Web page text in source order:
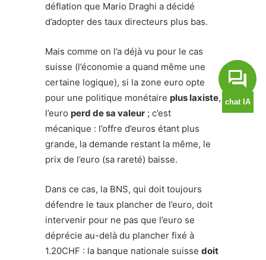
déflation que Mario Draghi a décidé
d’adopter des taux directeurs plus bas.
Mais comme on l’a déjà vu pour le cas
suisse (l’économie a quand même une
certaine logique), si la zone euro opte
pour une politique monétaire plus laxiste,
l’euro perd de sa valeur ; c’est
mécanique : l’offre d’euros étant plus
grande, la demande restant la même, le
prix de l’euro (sa rareté) baisse.
Dans ce cas, la BNS, qui doit toujours
défendre le taux plancher de l’euro, doit
intervenir pour ne pas que l’euro se
déprécie au-delà du plancher fixé à
1.20CHF : la banque nationale suisse doit